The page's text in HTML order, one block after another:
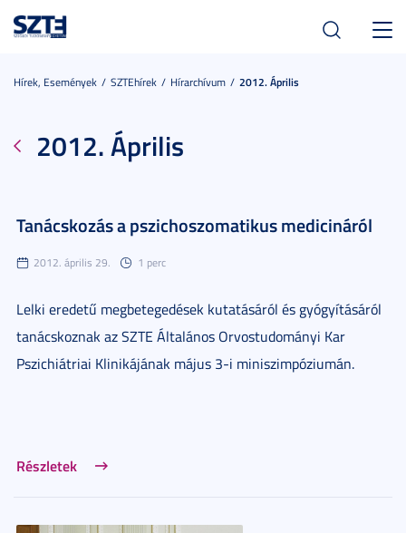
Hírek, Események SZTEhírek Hírarchívum 2012. Április
2012. Április
Tanácskozás a pszichoszomatikus medicináról
2012. április 29. 1 perc
Lelki eredetű megbetegedések kutatásáról és gyógyításáról
tanácskoznak az SZTE Általános Orvostudományi Kar
Pszichiátriai Klinikájának május 3-i miniszimpóziumán.
Részletek